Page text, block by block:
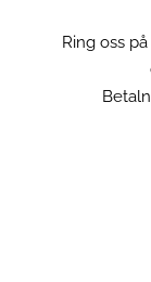
Ring oss på